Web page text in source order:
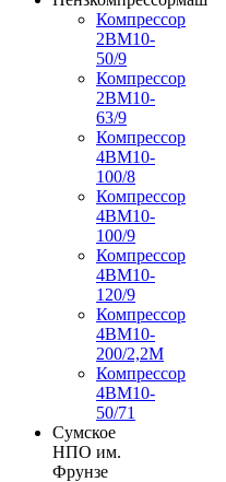
Компрессор
2ВМ10-
50/9
Компрессор
2ВМ10-
63/9
Компрессор
4ВМ10-
100/8
Компрессор
4ВМ10-
100/9
Компрессор
4ВМ10-
120/9
Компрессор
4ВМ10-
200/2,2М
Компрессор
4ВМ10-
50/71
Сумское
НПО им.
Фрунзе